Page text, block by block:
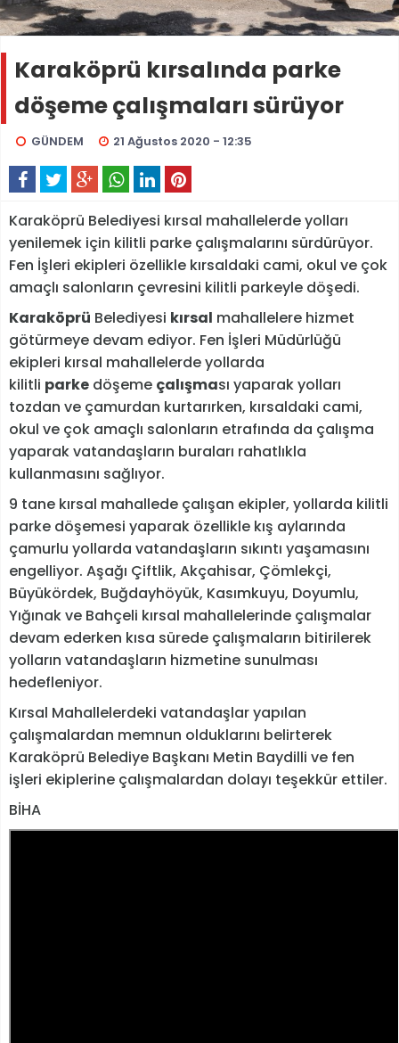
Karaköprü kırsalında parke
döşeme çalışmaları sürüyor
GÜNDEM 21 Ağustos 2020 - 12:35
Karaköprü Belediyesi kırsal mahallelerde yolları
yenilemek için kilitli parke çalışmalarını sürdürüyor.
Fen İşleri ekipleri özellikle kırsaldaki cami, okul ve çok
amaçlı salonların çevresini kilitli parkeyle döşedi.
Karaköprü Belediyesi kırsal mahallelere hizmet
götürmeye devam ediyor. Fen İşleri Müdürlüğü
ekipleri kırsal mahallelerde yollarda
kilitli parke döşeme çalışması yaparak yolları
tozdan ve çamurdan kurtarırken, kırsaldaki cami,
okul ve çok amaçlı salonların etrafında da çalışma
yaparak vatandaşların buraları rahatlıkla
kullanmasını sağlıyor.
9 tane kırsal mahallede çalışan ekipler, yollarda kilitli
parke döşemesi yaparak özellikle kış aylarında
çamurlu yollarda vatandaşların sıkıntı yaşamasını
engelliyor. Aşağı Çiftlik, Akçahisar, Çömlekçi,
Büyükördek, Buğdayhöyük, Kasımkuyu, Doyumlu,
Yığınak ve Bahçeli kırsal mahallelerinde çalışmalar
devam ederken kısa sürede çalışmaların bitirilerek
yolların vatandaşların hizmetine sunulması
hedefleniyor.
Kırsal Mahallelerdeki vatandaşlar yapılan
çalışmalardan memnun olduklarını belirterek
Karaköprü Belediye Başkanı Metin Baydilli ve fen
işleri ekiplerine çalışmalardan dolayı teşekkür ettiler.
BİHA